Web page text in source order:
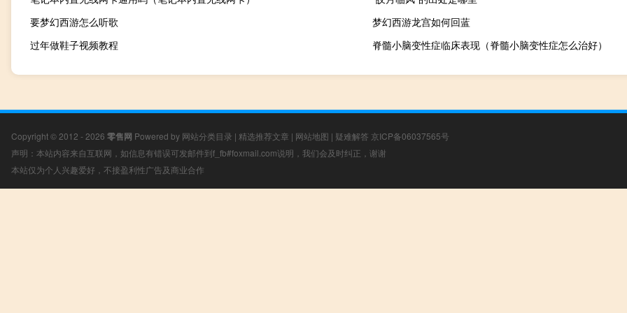
要梦幻西游怎么听歌
梦幻西游龙宫如何回蓝
过年做鞋子视频教程
脊髓小脑变性症临床表现（脊髓小脑变性症怎么治好）
Copyright © 2012 - 2026 零售网 Powered by 网站分类目录 | 精选推荐文章 | 网站地图 | 疑难解答 京ICP备06037565号
声明：本站内容来自互联网，如信息有错误可发邮件到f_fb#foxmail.com说明，我们会及时纠正，谢谢
本站仅为个人兴趣爱好，不接盈利性广告及商业合作